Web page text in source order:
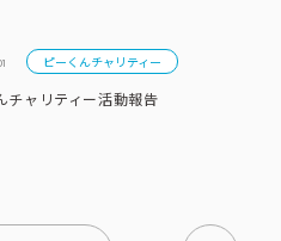
ピーくんチャリティー
チャリティー活動報告